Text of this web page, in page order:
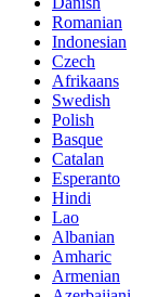
Romanian
Indonesian
Czech
Afrikaans
Swedish
Polish
Basque
Catalan
Esperanto
Hindi
Lao
Albanian
Amharic
Armenian